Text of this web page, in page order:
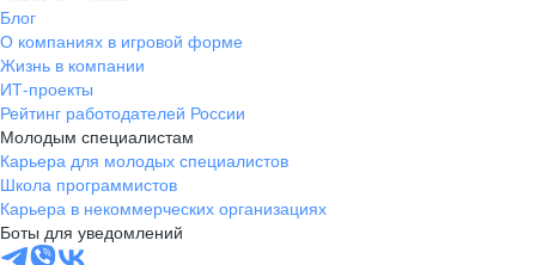
Новосибирск
ул. Большевистская, д. 35,
помещение 21
+7 383 207-94-64
pr@nsk.hh.ru
Минск
пр-т Дзержинского, д. 57,
Блог
О компаниях в игровой форме
Жизнь в компании
ИТ-проекты
Рейтинг работодателей России
Молодым специалистам
Карьера для молодых специалистов
Школа программистов
Карьера в некоммерческих организациях
Боты для уведомлений